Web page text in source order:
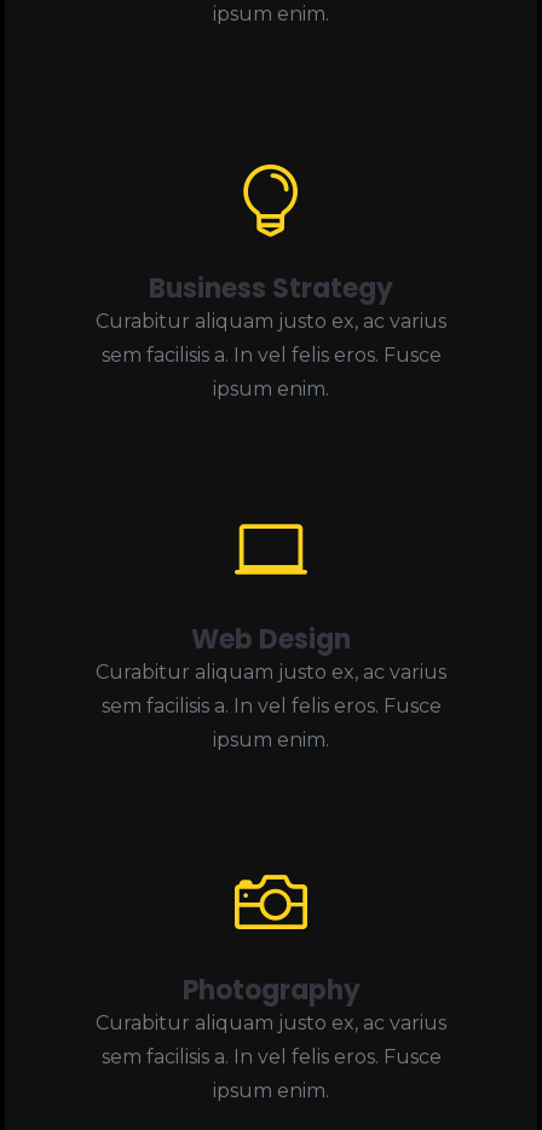
ipsum enim.

Business Strategy
Curabitur aliquam justo ex, ac varius
sem facilisis a. In vel felis eros. Fusce
ipsum enim.

Web Design
Curabitur aliquam justo ex, ac varius
sem facilisis a. In vel felis eros. Fusce
ipsum enim.

Photography
Curabitur aliquam justo ex, ac varius
sem facilisis a. In vel felis eros. Fusce
ipsum enim.